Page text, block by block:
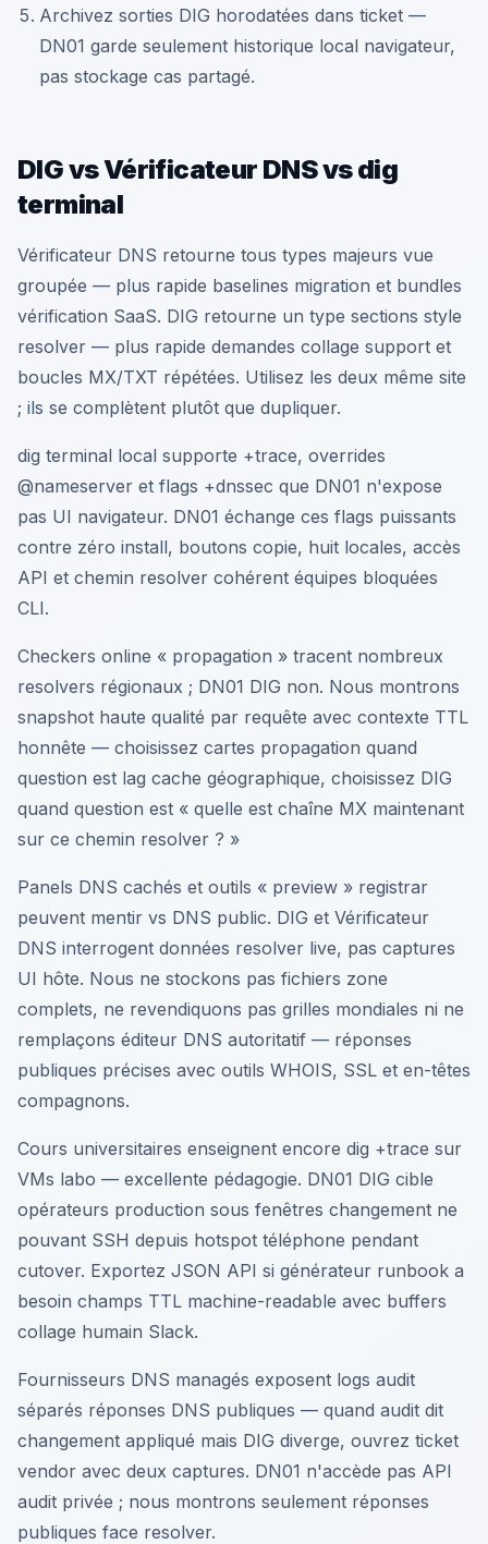
Archivez sorties DIG horodatées dans ticket —
DN01 garde seulement historique local navigateur,
pas stockage cas partagé.
DIG vs Vérificateur DNS vs dig
terminal
Vérificateur DNS retourne tous types majeurs vue
groupée — plus rapide baselines migration et bundles
vérification SaaS. DIG retourne un type sections style
resolver — plus rapide demandes collage support et
boucles MX/TXT répétées. Utilisez les deux même site
; ils se complètent plutôt que dupliquer.
dig terminal local supporte +trace, overrides
@nameserver et flags +dnssec que DN01 n'expose
pas UI navigateur. DN01 échange ces flags puissants
contre zéro install, boutons copie, huit locales, accès
API et chemin resolver cohérent équipes bloquées
CLI.
Checkers online « propagation » tracent nombreux
resolvers régionaux ; DN01 DIG non. Nous montrons
snapshot haute qualité par requête avec contexte TTL
honnête — choisissez cartes propagation quand
question est lag cache géographique, choisissez DIG
quand question est « quelle est chaîne MX maintenant
sur ce chemin resolver ? »
Panels DNS cachés et outils « preview » registrar
peuvent mentir vs DNS public. DIG et Vérificateur
DNS interrogent données resolver live, pas captures
UI hôte. Nous ne stockons pas fichiers zone
complets, ne revendiquons pas grilles mondiales ni ne
remplaçons éditeur DNS autoritatif — réponses
publiques précises avec outils WHOIS, SSL et en-têtes
compagnons.
Cours universitaires enseignent encore dig +trace sur
VMs labo — excellente pédagogie. DN01 DIG cible
opérateurs production sous fenêtres changement ne
pouvant SSH depuis hotspot téléphone pendant
cutover. Exportez JSON API si générateur runbook a
besoin champs TTL machine-readable avec buffers
collage humain Slack.
Fournisseurs DNS managés exposent logs audit
séparés réponses DNS publiques — quand audit dit
changement appliqué mais DIG diverge, ouvrez ticket
vendor avec deux captures. DN01 n'accède pas API
audit privée ; nous montrons seulement réponses
publiques face resolver.